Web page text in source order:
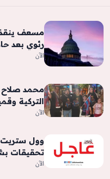
مسعف ينقذ
في بني
الآن
محمد
التركية
فيديو وصور
الآن
وول
تحقيقات
استنزاف
الآن